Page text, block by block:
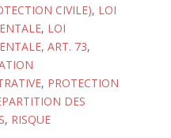
CIVILE), LOI
, LOI
ART. 73,
, PROTECTION
DES
, RISQUE